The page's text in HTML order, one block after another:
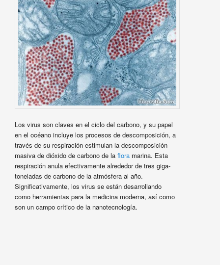
Los virus son claves en el ciclo del carbono, y su papel
en el océano incluye los procesos de descomposición, a
través de su respiración estimulan la descomposición
masiva de dióxido de carbono de la floramarina. Esta
respiración anula efectivamente alrededor de tres giga-
toneladas de carbono de la atmósfera al año.
Significativamente, los virus se están desarrollando
como herramientas para la medicina moderna, así como
son un campo crítico de la nanotecnología.